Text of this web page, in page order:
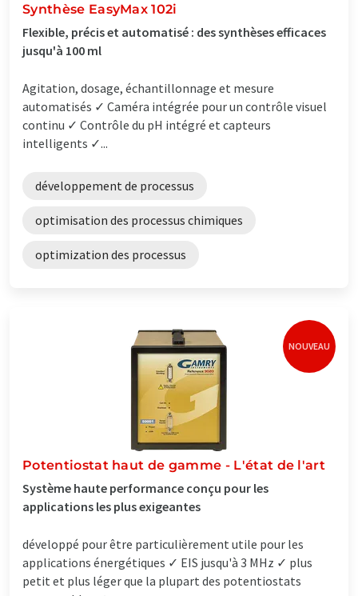
Synthèse EasyMax 102i
Flexible, précis et automatisé : des synthèses efficaces
jusqu'à 100 ml
Agitation, dosage, échantillonnage et mesure
automatisés ✓ Caméra intégrée pour un contrôle visuel
continu ✓ Contrôle du pH intégré et capteurs
intelligents ✓...
développement de processus
optimisation des processus chimiques
optimization des processus
NOUVEAU
Potentiostat haut de gamme - L'état de l'art
Système haute performance conçu pour les
applications les plus exigeantes
développé pour être particulièrement utile pour les
applications énergétiques ✓ EIS jusqu'à 3 MHz ✓ plus
petit et plus léger que la plupart des potentiostats